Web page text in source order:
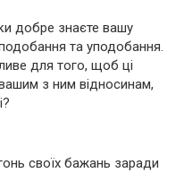
добре знаєте вашу
та уподобання.
для того, щоб ці
з ним відносинам,
своїх бажань заради